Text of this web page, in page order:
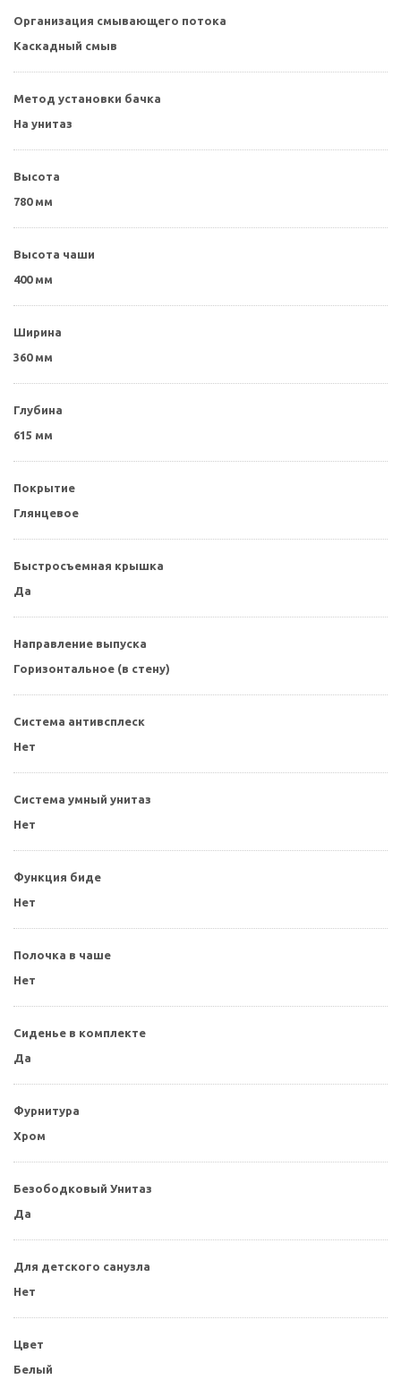
Организация смывающего потока
Каскадный смыв
Метод установки бачка
На унитаз
Высота
780 мм
Высота чаши
400 мм
Ширина
360 мм
Глубина
615 мм
Покрытие
Глянцевое
Быстросъемная крышка
Да
Направление выпуска
Горизонтальное (в стену)
Система антивсплеск
Нет
Система умный унитаз
Нет
Функция биде
Нет
Полочка в чаше
Нет
Сиденье в комплекте
Да
Фурнитура
Хром
Безободковый Унитаз
Да
Для детского санузла
Нет
Цвет
Белый